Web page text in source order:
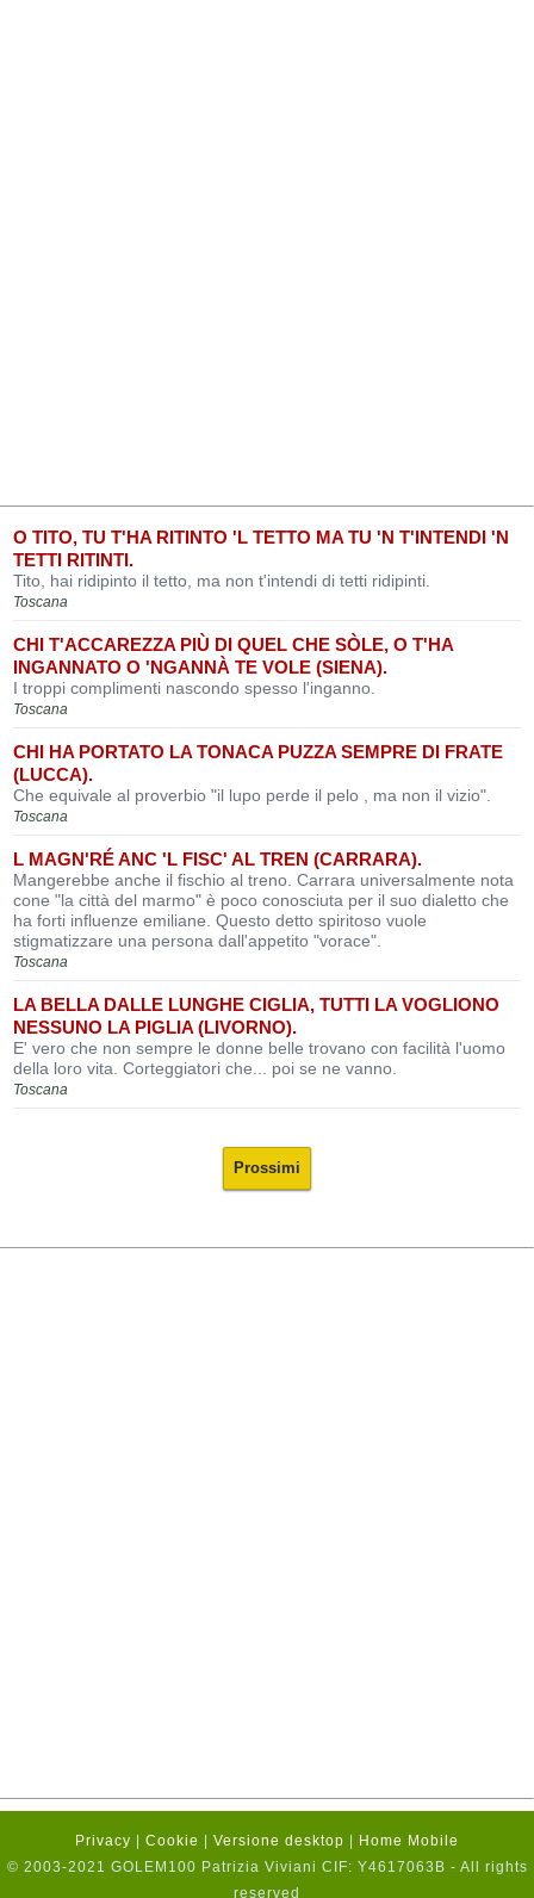
O TITO, TU T'HA RITINTO 'L TETTO MA TU 'N T'INTENDI 'N
TETTI RITINTI.
Tito, hai ridipinto il tetto, ma non t'intendi di tetti ridipinti.
Toscana
CHI T'ACCAREZZA PIÙ DI QUEL CHE SÒLE, O T'HA
INGANNATO O 'NGANNÀ TE VOLE (SIENA).
I troppi complimenti nascondo spesso l'inganno.
Toscana
CHI HA PORTATO LA TONACA PUZZA SEMPRE DI FRATE
(LUCCA).
Che equivale al proverbio "il lupo perde il pelo , ma non il vizio".
Toscana
L MAGN'RÉ ANC 'L FISC' AL TREN (CARRARA).
Mangerebbe anche il fischio al treno. Carrara universalmente nota
cone "la città del marmo" è poco conosciuta per il suo dialetto che
ha forti influenze emiliane. Questo detto spiritoso vuole
stigmatizzare una persona dall'appetito "vorace".
Toscana
LA BELLA DALLE LUNGHE CIGLIA, TUTTI LA VOGLIONO
NESSUNO LA PIGLIA (LIVORNO).
E' vero che non sempre le donne belle trovano con facilità l'uomo
della loro vita. Corteggiatori che... poi se ne vanno.
Toscana
Prossimi
Privacy Cookie Versione desktop
Home Mobile
© 2003-2021 GOLEM100 Patrizia Viviani CIF: Y4617063B - All rights
reserved